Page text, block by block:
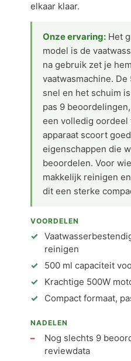
elkaar klaar.
Onze ervaring: Het
model is de
na gebruik zet je
vaatwasmachine.
snel en het schuim
pas 9
een volledig oordeel
apparaat scoort
eigenschappen die
beoordelen. Voor
makkelijk reinigen
dit een sterke
VOORDELEN
reinigen
500 ml capaciteit
Krachtige 500W
Compact formaat,
NADELEN
Nog slechts 9
reviewdata